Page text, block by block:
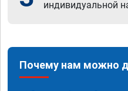
индивидуальной
Почему нам можно